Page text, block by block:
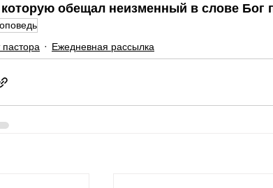
обещал неизменный в слове Бог
Ежедневная рассылка